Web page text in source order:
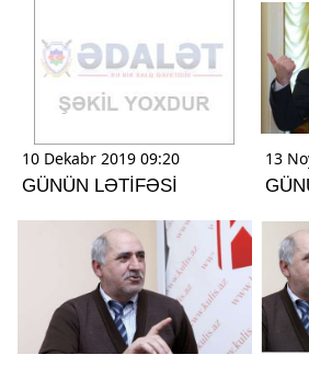
10 Dekabr 2019 09:20
GÜNÜN LƏTİFƏSİ
13